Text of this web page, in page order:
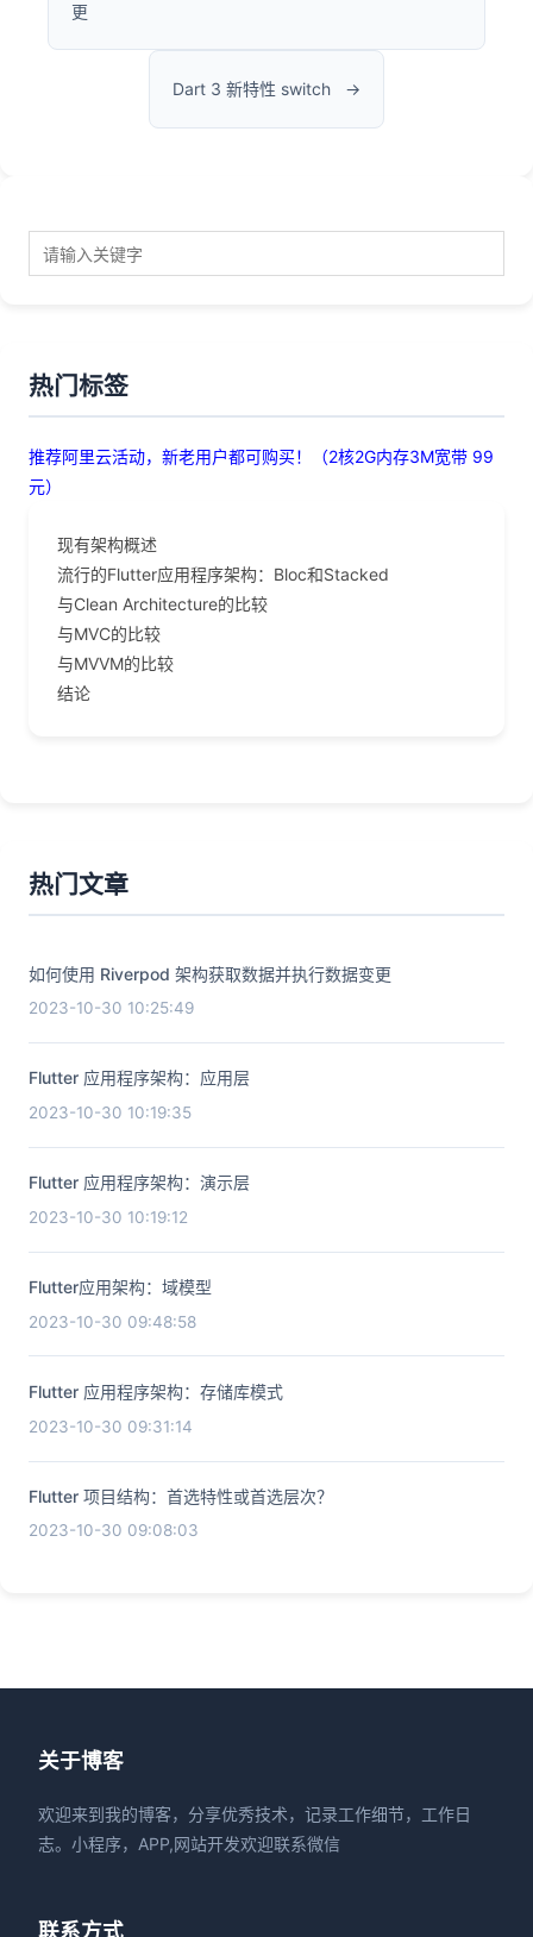
更
Dart 3 新特性 switch
热门标签
推荐阿里云活动，新老用户都可购买！（2核2G内存3M宽带 99
元）
现有架构概述
流行的Flutter应用程序架构：Bloc和Stacked
与Clean Architecture的比较
与MVC的比较
与MVVM的比较
结论
热门文章
如何使用 Riverpod 架构获取数据并执行数据变更
2023-10-30 10:25:49
Flutter 应用程序架构：应用层
2023-10-30 10:19:35
Flutter 应用程序架构：演示层
2023-10-30 10:19:12
Flutter应用架构：域模型
2023-10-30 09:48:58
Flutter 应用程序架构：存储库模式
2023-10-30 09:31:14
Flutter 项目结构：首选特性或首选层次？
2023-10-30 09:08:03
关于博客
欢迎来到我的博客，分享优秀技术，记录工作细节，工作日
志。小程序，APP,网站开发欢迎联系微信
联系方式